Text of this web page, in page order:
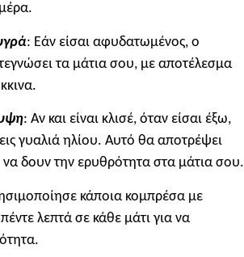
: Εάν είσαι αφυδατωμένος, ο
τα μάτια σου, με αποτέλεσμα
: Αν και είναι κλισέ, όταν είσαι έξω,
γυαλιά ηλίου. Αυτό θα αποτρέψει
δουν την ερυθρότητα στα μάτια σου.
κάποια κομπρέσα με
λεπτά σε κάθε μάτι για να